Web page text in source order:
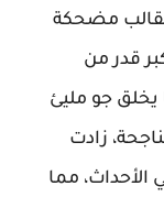
مقالب مضحكة
قدر من
جو مليئ
زادت
الأحداث، مما